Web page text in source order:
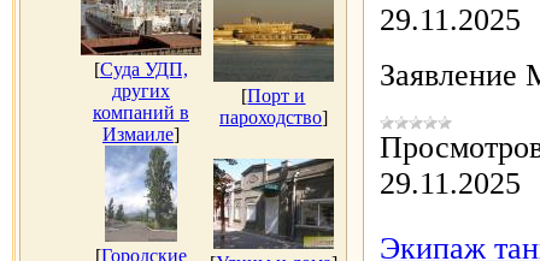
[Суда УДП,
других
компаний в
Измаиле]
[Порт и
пароходство]
[Городские
29.11.2025
29.11.2025
Экипаж